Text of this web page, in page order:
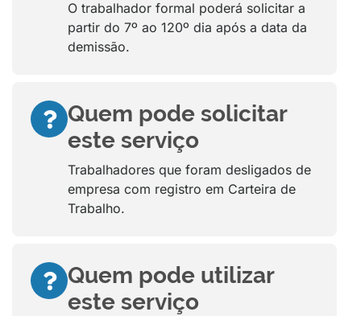
O trabalhador formal poderá solicitar a
partir do 7º ao 120º dia após a data da
demissão.
Quem pode solicitar
este serviço
Trabalhadores que foram desligados de
empresa com registro em Carteira de
Trabalho.
Quem pode utilizar
este serviço